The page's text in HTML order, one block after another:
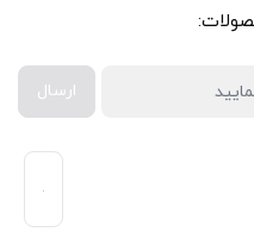
ارسال